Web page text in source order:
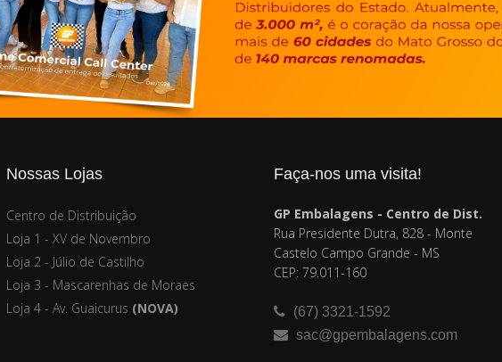
Nossas Lojas
Centro de Distribuição
Loja 1 - XV de Novembro
Loja 2 - Júlio de Castilho
Loja 3 - Mascarenhas de Moraes
Loja 4 - Av. Guaicurus (NOVA)
Faça-nos uma visita!
GP Embalagens - Centro de Dist.
Rua Presidente Dutra, 828 - Monte
Castelo Campo Grande - MS
CEP: 79.011-160
(67) 3321-1592
sac@gpembalagens.com